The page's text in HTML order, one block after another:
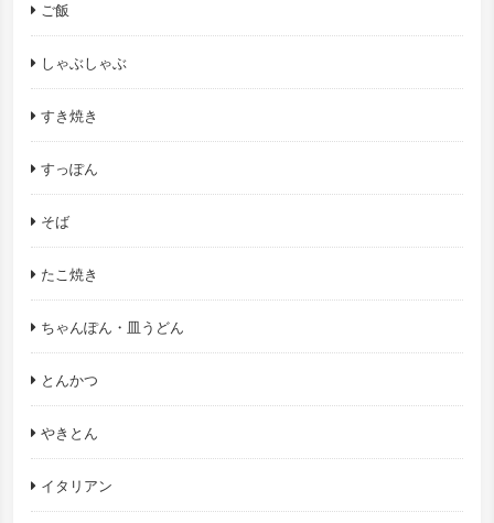
ご飯
しゃぶしゃぶ
すき焼き
すっぽん
そば
たこ焼き
ちゃんぽん・皿うどん
とんかつ
やきとん
イタリアン